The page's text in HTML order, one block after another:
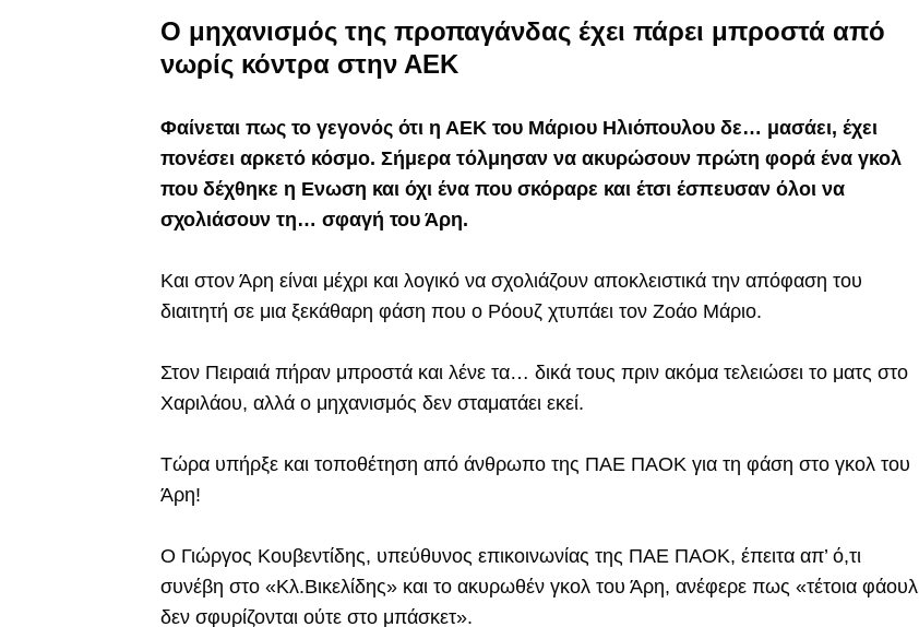
Ο μηχανισμός της προπαγάνδας έχει πάρει μπροστά από
νωρίς κόντρα στην ΑΕΚ
Φαίνεται πως το γεγονός ότι η ΑΕΚ του Μάριου Ηλιόπουλου δε… μασάει, έχει
πονέσει αρκετό κόσμο. Σήμερα τόλμησαν να ακυρώσουν πρώτη φορά ένα γκολ
που δέχθηκε η Ενωση και όχι ένα που σκόραρε και έτσι έσπευσαν όλοι να
σχολιάσουν τη… σφαγή του Άρη.
Και στον Άρη είναι μέχρι και λογικό να σχολιάζουν αποκλειστικά την απόφαση του
διαιτητή σε μια ξεκάθαρη φάση που ο Ρόουζ χτυπάει τον Ζοάο Μάριο.
Στον Πειραιά πήραν μπροστά και λένε τα… δικά τους πριν ακόμα τελειώσει το ματς στο
Χαριλάου, αλλά ο μηχανισμός δεν σταματάει εκεί.
Τώρα υπήρξε και τοποθέτηση από άνθρωπο της ΠΑΕ ΠΑΟΚ για τη φάση στο γκολ του
Άρη!
Ο Γιώργος Κουβεντίδης, υπεύθυνος επικοινωνίας της ΠΑΕ ΠΑΟΚ, έπειτα απ’ ό,τι
συνέβη στο «Κλ.Βικελίδης» και το ακυρωθέν γκολ του Άρη, ανέφερε πως «τέτοια φάουλ
δεν σφυρίζονται ούτε στο μπάσκετ».